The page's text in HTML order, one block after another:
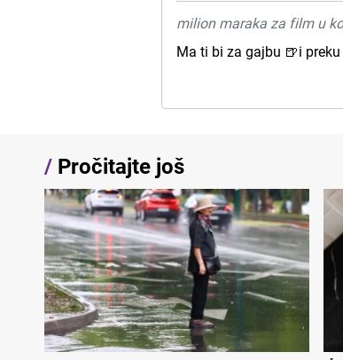
milion maraka za film u
Ma ti bi za gajbu 🍺i
/ Pročitajte još